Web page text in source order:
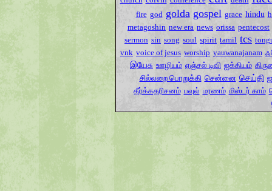
fire god golda gospel grace hindu
metagoshin new era news orissa pentecost
sermon sin song soul spirit tamil tcs
vnk voice of jesus worship yauwanajanam
இயேசு ஊழியம் ஏஞ்சல் டிவி ஐக்கியம்
சில்லறை பொறுக்கி சென்னை செய்தி
தீர்க்கதரிசனம் பவுல் மரணம் மிஸ்டர் காம்